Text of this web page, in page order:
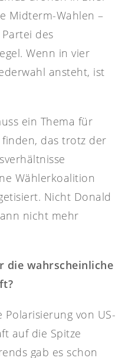
Midterm-Wahlen –
des
Wenn in vier
ansteht, ist
ein Thema für
das trotz der
Wählerkoalition
Nicht Donald
nicht mehr
die wahrscheinliche
von US-
auf die Spitze
gab es schon